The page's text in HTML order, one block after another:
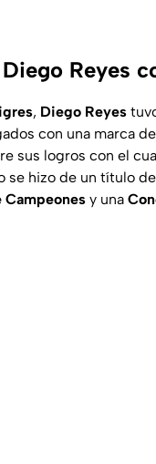
Reyes
, Diego Reyes
con una marca
sus logros con el
se hizo de un título de
Campeones y una